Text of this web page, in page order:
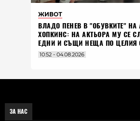
ЖИВОТ
ВЛАДO ПЕНЕВ В "ОБУВКИТЕ" НА
ХОПКИНС: НА АКТЬОРА МУ СЕ
ЕДНИ И СЪЩИ НЕЩА ПО ЦЕЛИЯ
10:52 - 04.08.2026
ЗА НАС